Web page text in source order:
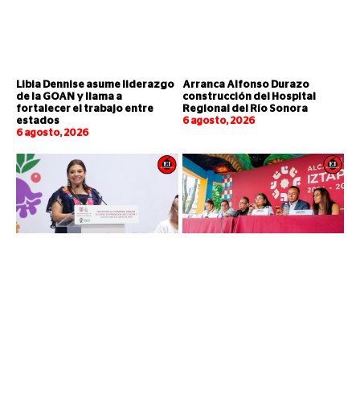
Libia Dennise asume liderazgo
de la GOAN y llama a
fortalecer el trabajo entre
estados
6 agosto, 2026
Arranca Alfonso Durazo
construcción del Hospital
Regional del Río Sonora
6 agosto, 2026